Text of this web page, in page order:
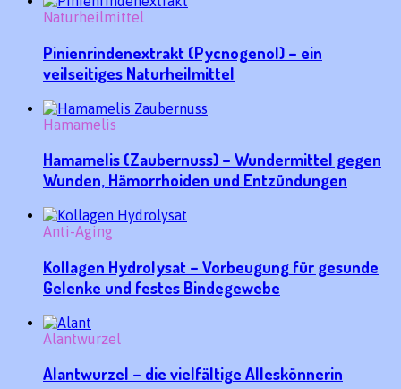
Naturheilmittel
Pinienrindenextrakt (Pycnogenol) – ein
veilseitiges Naturheilmittel
Hamamelis
Hamamelis (Zaubernuss) – Wundermittel gegen
Wunden, Hämorrhoiden und Entzündungen
Anti-Aging
Kollagen Hydrolysat – Vorbeugung für gesunde
Gelenke und festes Bindegewebe
Alantwurzel
Alantwurzel – die vielfältige Alleskönnerin